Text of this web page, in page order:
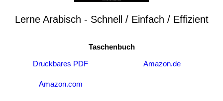
Lerne Arabisch - Schnell / Einfach / Effizient
Taschenbuch
Druckbares PDF
Amazon.de
Amazon.com